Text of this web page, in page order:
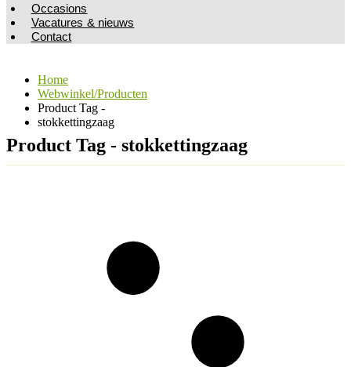
Occasions
Vacatures & nieuws
Contact
Home
Webwinkel/Producten
Product Tag -
stokkettingzaag
Product Tag - stokkettingzaag